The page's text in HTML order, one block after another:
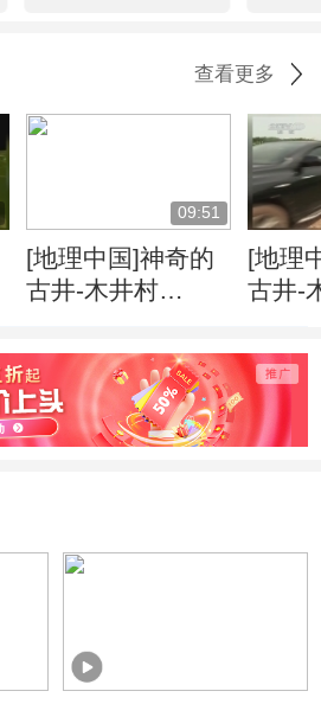
查看更多
09:51
[地理中国]神奇的
古井-木井村
的两口救命井
[地理
古井-
木水井